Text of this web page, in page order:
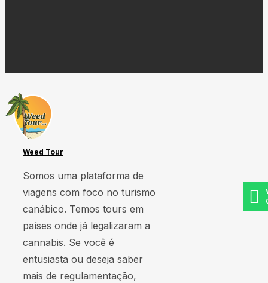
Weed Tour
Somos uma plataforma de
viagens com foco no turismo
canábico. Temos tours em
países onde já legalizaram a
cannabis. Se você é
entusiasta ou deseja saber
mais de regulamentação,